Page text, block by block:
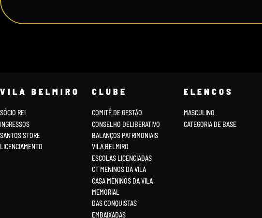
VILA BELMIRO
SÓCIO REI
INGRESSOS
SANTOS STORE
LICENCIAMENTO
CLUBE
COMITÊ DE GESTÃO
CONSELHO DELIBERATIVO
BALANÇOS PATRIMONIAIS
VILA BELMIRO
ESCOLAS LICENCIADAS
CT MENINOS DA VILA
CASA MENINOS DA VILA
MEMORIAL
DAS CONQUISTAS
EMBAIXADAS
ELENCOS
MASCULINO
CATEGORIA DE BASE